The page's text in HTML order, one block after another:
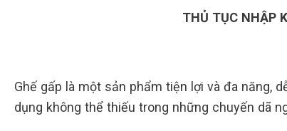
THỦ TỤC NHẬP
Ghế gấp là một sản phẩm tiện lợi và đa năng,
dụng không thể thiếu trong những chuyến dã